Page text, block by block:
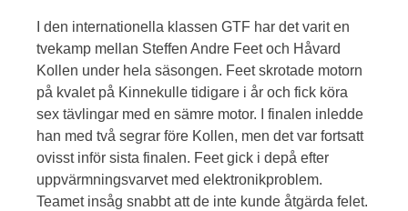
I den internationella klassen GTF har det varit en
tvekamp mellan Steffen Andre Feet och Håvard
Kollen under hela säsongen. Feet skrotade motorn
på kvalet på Kinnekulle tidigare i år och fick köra
sex tävlingar med en sämre motor. I finalen inledde
han med två segrar före Kollen, men det var fortsatt
ovisst inför sista finalen. Feet gick i depå efter
uppvärmningsvarvet med elektronikproblem.
Teamet insåg snabbt att de inte kunde åtgärda felet.